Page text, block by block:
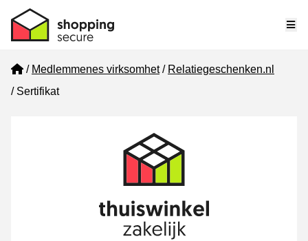
Home
Medlemmenes virksomhet
Relatiegeschenken.nl
Sertifikat